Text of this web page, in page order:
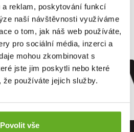
a reklam, poskytování funkcí
naší návštěvnosti využíváme
o tom, jak náš web používáte,
pro sociální média, inzerci a
mohou zkombinovat s
jste jim poskytli nebo které
používáte jejich služby.
Povolit vše